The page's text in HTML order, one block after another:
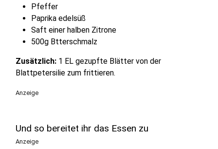
Pfeffer
Paprika edelsüß
Saft einer halben Zitrone
500g Btterschmalz
Zusätzlich: 1 EL gezupfte Blätter von der
Blattpetersilie zum frittieren.
Anzeige
Und so bereitet ihr das Essen zu
Anzeige